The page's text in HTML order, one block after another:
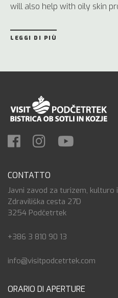
will also help with oily skin
LEGGI DI PIÙ
CONTATTO
Javni zavod za turizem,
Zdraviliška cesta 27D
3254 Podčetrtek
+386 3 810 90 13
info@visitpodcetrtek.com
ORARIO DI APERTURE